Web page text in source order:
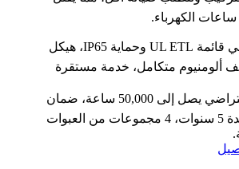
الكهرباء.
✔️مدرج في قائمة UL ETL وحماية IP65، هيكل
ألومنيوم متكامل، خدمة مستقرة
✔️عمر افتراضي يصل إلى 50,000 ساعة، ضمان
محدود لمدة 5 سنوات، 4 مجموعات من العبوات